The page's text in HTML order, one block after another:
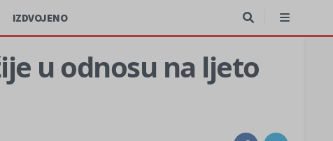
IZDVOJENO
u odnosu na ljeto